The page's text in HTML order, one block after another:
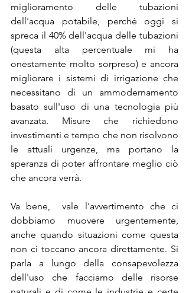
miglioramento delle tubazioni
dell'acqua potabile, perché oggi si
spreca il 40% dell'acqua delle tubazioni
(questa alta percentuale mi ha
onestamente molto sorpreso) e ancora
migliorare i sistemi di irrigazione che
necessitano di un ammodernamento
basato sull'uso di una tecnologia più
avanzata. Misure che richiedono
investimenti e tempo che non risolvono
le attuali urgenze, ma portano la
speranza di poter affrontare meglio ciò
che ancora verrà.
Va bene,  vale l'avvertimento che ci
dobbiamo muovere urgentemente,
anche quando situazioni come questa
non ci toccano ancora direttamente. Si
parla a lungo della consapevolezza
dell'uso che facciamo delle risorse